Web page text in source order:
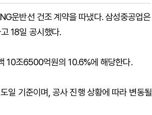
운반선 건조 계약을 따냈다. 삼성중공업은
18일 공시했다.
10조6500억원의 10.6%에 해당한다.
일 기준이며, 공사 진행 상황에 따라 변동될